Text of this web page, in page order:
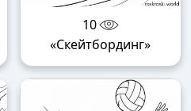
10
«Скейтбординг»